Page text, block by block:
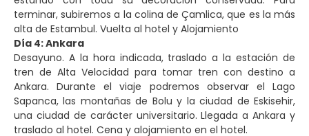
terminar, subiremos a la colina de Çamlica, que es la más
alta de Estambul. Vuelta al hotel y Alojamiento
Día 4: Ankara
Desayuno. A la hora indicada, traslado a la estación de
tren de Alta Velocidad para tomar tren con destino a
Ankara. Durante el viaje podremos observar el Lago
Sapanca, las montañas de Bolu y la ciudad de Eskisehir,
una ciudad de carácter universitario. Llegada a Ankara y